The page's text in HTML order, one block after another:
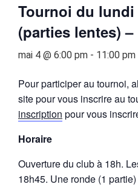
Tournoi du lundi
(parties lentes) –
mai 4 @ 6:00 pm - 11:00 pm
Pour participer au tournoi,
site pour vous inscrire au
inscription pour vous
Horaire
Ouverture du club à 18h.
18h45. Une ronde (1